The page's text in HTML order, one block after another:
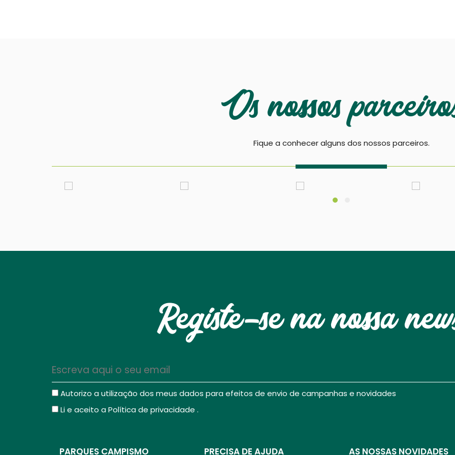
Os nossos
Fique a conhecer alguns dos nossos parceiros.
Registe-se na nossa
Autorizo a utilização dos meus dados para efeitos de envio de campanhas e novidades
Li e aceito aPolítica de privacidade .
PARQUES CAMPISMO PRECISA DE AJUDA AS NOSSAS NOVIDADES